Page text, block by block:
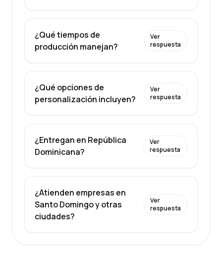
¿Qué tiempos de
producción manejan?
Ver
respuesta
¿Qué opciones de
personalización incluyen?
Ver
respuesta
¿Entregan en República
Dominicana?
Ver
respuesta
¿Atienden empresas en
Santo Domingo y otras
ciudades?
Ver
respuesta